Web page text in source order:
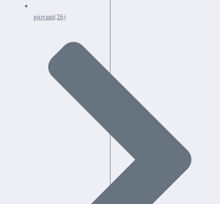
giovani(26)